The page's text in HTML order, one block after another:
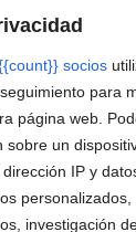
socios
para
página web.
sobre un
IP y
investigación